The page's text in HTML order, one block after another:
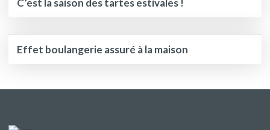
C’est la saison des tartes estivales !
Effet boulangerie assuré à la maison